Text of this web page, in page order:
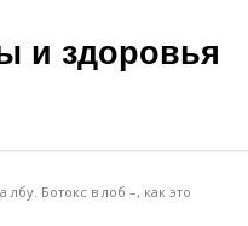
и здоровья
Ботокс в лоб –, как это